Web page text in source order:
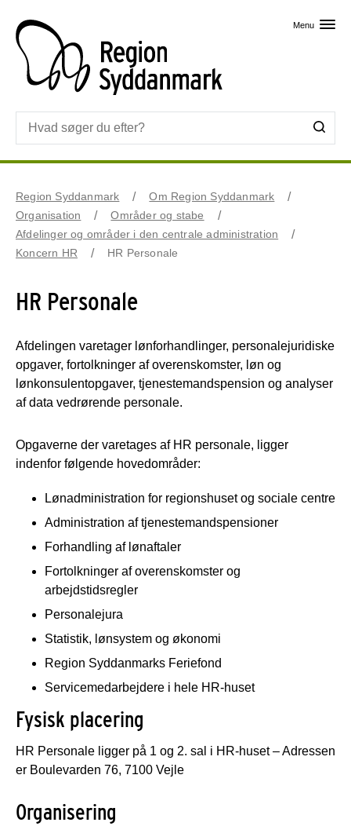
Menu
Region Syddanmark
Om Region Syddanmark
Organisation
Områder og stabe
Afdelinger og områder i den centrale administration
Koncern HR
HR Personale
HR Personale
Afdelingen varetager lønforhandlinger, personalejuridiske
opgaver, fortolkninger af overenskomster, løn og
lønkonsulentopgaver, tjenestemandspension og analyser
af data vedrørende personale.
Opgaverne der varetages af HR personale, ligger
indenfor følgende hovedområder:
Lønadministration for regionshuset og sociale centre
Administration af tjenestemandspensioner
Forhandling af lønaftaler
Fortolkninger af overenskomster og
arbejdstidsregler
Personalejura
Statistik, lønsystem og økonomi
Region Syddanmarks Feriefond
Servicemedarbejdere i hele HR-huset
Fysisk placering
HR Personale ligger på 1 og 2. sal i HR-huset – Adressen
er Boulevarden 76, 7100 Vejle
Organisering